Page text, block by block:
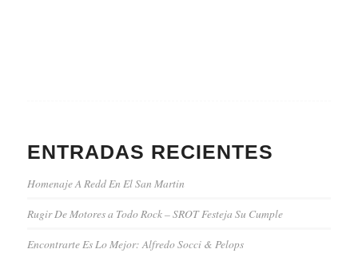
ENTRADAS RECIENTES
Homenaje A Redd En El San Martin
Rugir De Motores a Todo Rock – SROT Festeja Su Cumple
Encontrarte Es Lo Mejor: Alfredo Socci & Pelops